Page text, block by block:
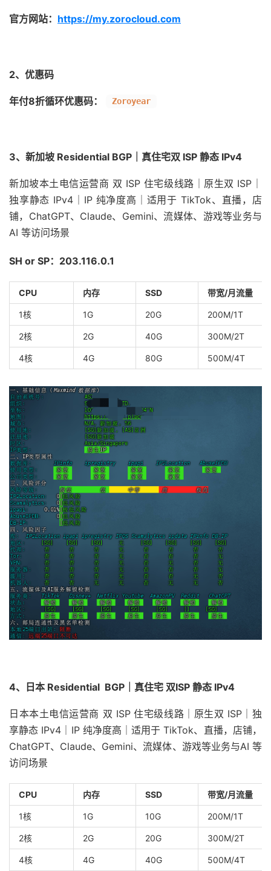
官方网站： https://my.zorocloud.com
2、优惠码
年付8折循环优惠码： Zoroyear
3、新加坡 Residential BGP｜真住宅双 ISP 静态 IPv4
新加坡本土电信运营商 双 ISP 住宅级线路｜原生双 ISP｜
独享静态 IPv4｜IP 纯净度高｜适用于 TikTok、直播，店
铺，ChatGPT、Claude、Gemini、流媒体、游戏等业务与
AI 等访问场景
SH or SP： 203.116.0.1
CPU 内存 SSD 带宽/月流量
1核 1G 20G 200M/1T
2核 2G 40G 300M/2T
4核 4G 80G 500M/4T
4、日本 Residential BGP｜真住宅 双ISP 静态 IPv4
日本本土电信运营商 双 ISP 住宅级线路｜原生双 ISP｜独
享静态 IPv4｜IP 纯净度高｜适用于 TikTok、直播，店铺，
ChatGPT、Claude、Gemini、流媒体、游戏等业务与AI 等
访问场景
CPU 内存 SSD 带宽/月流量
1核 1G 10G 200M/1T
2核 2G 20G 300M/2T
4核 4G 40G 500M/4T